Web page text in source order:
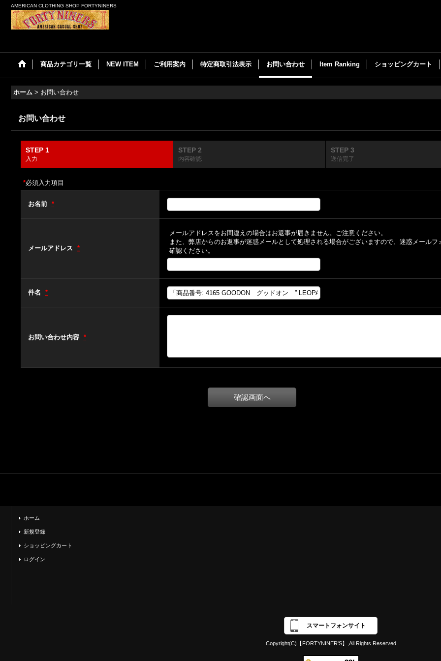
AMERICAN CLOTHING SHOP FORTYNINERS
商品カテゴリ一覧 NEW ITEM ご利用案内 特定商取引法表示 お問い合わせ Item Ranking ショッピングカート
ホーム > お問い合わせ
お問い合わせ
STEP 1
入力
STEP 2
内容確認
STEP 3
送信完了
*必須入力項目
お名前 *
メールアドレス *
メールアドレスをお間違えの場合はお返事が届きません。ご注意ください。
また、弊店からのお返事が迷惑メールとして処理される場合がございますので、迷惑メールフ
確認ください。
件名 *
お問い合わせ内容 *
ホーム
新規登録
ショッピングカート
ログイン
スマートフォンサイト
Copyright(C)【FORTYNINER'S】,All Rights Reserved